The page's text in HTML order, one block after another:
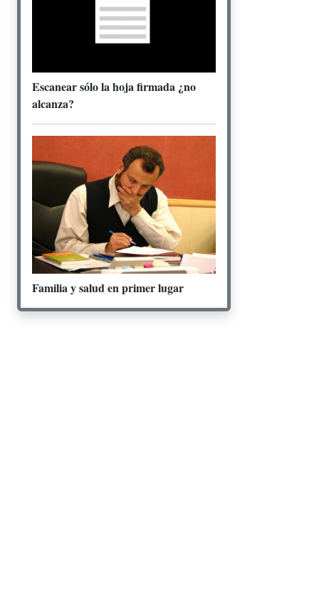
Escanear sólo la hoja firmada ¿no
alcanza?
Familia y salud en primer lugar